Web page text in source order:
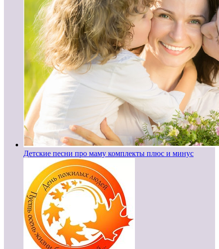
Детские песни про маму комплекты плюс и минус